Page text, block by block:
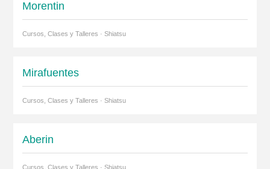
Morentin
Cursos, Clases y Talleres · Shiatsu
Mirafuentes
Cursos, Clases y Talleres · Shiatsu
Aberin
Cursos, Clases y Talleres · Shiatsu